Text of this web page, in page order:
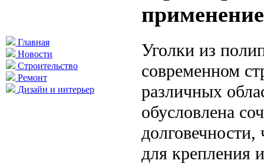
Главная
Новости
Строительство
Ремонт
Дизайн и интерьер
применение
Уголки из
современном
различных
обусловлена
для крепления